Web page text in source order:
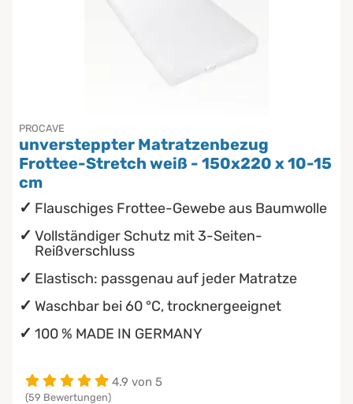
PROCAVE
unversteppter Matratzenbezug
Frottee-Stretch weiß - 150x220 x 10-15
cm
Flauschiges Frottee-Gewebe aus Baumwolle
Vollständiger Schutz mit 3-Seiten-
Reißverschluss
Elastisch: passgenau auf jeder Matratze
Waschbar bei 60 °C, trocknergeeignet
100 % MADE IN GERMANY
4.9 von 5
(59 Bewertungen)